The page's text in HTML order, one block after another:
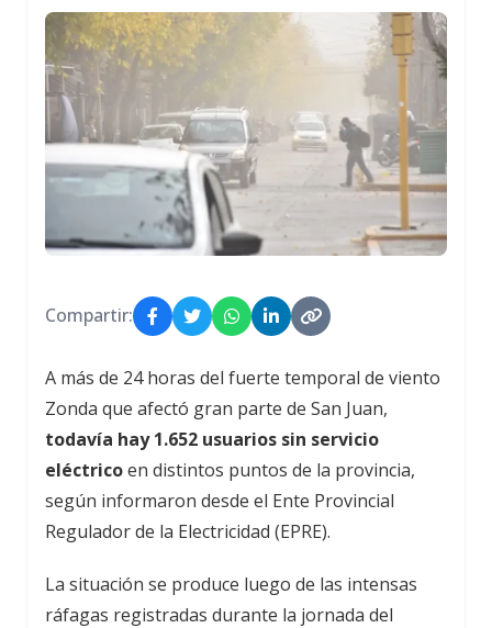
Compartir:
A más de 24 horas del fuerte temporal de viento
Zonda que afectó gran parte de San Juan,
todavía hay 1.652 usuarios sin servicio
eléctricoen distintos puntos de la provincia,
según informaron desde el Ente Provincial
Regulador de la Electricidad (EPRE).
La situación se produce luego de las intensas
ráfagas registradas durante la jornada del